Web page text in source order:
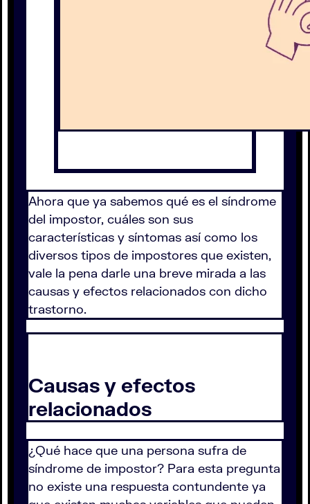
Ahora que ya sabemos qué es el síndrome
del impostor, cuáles son sus
características y síntomas así como los
diversos tipos de impostores que existen,
vale la pena darle una breve mirada a las
causas y efectos relacionados con dicho
trastorno.
Causas y efectos
relacionados
¿Qué hace que una persona sufra de
síndrome de impostor? Para esta pregunta
no existe una respuesta contundente ya